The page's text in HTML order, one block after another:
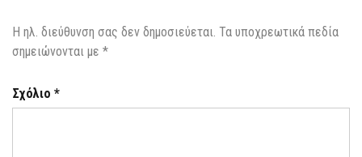
Η ηλ. διεύθυνση σας δεν δημοσιεύεται. Τα υποχρεωτικά πεδία
σημειώνονται με *
Σχόλιο *